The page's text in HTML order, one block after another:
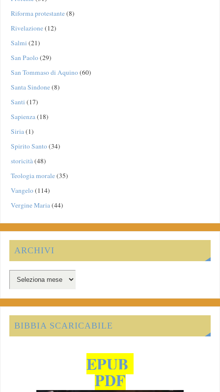
Riforma protestante(8)
Rivelazione(12)
Salmi (21)
San Paolo(29)
San Tommaso di Aquino(60)
Santa Sindone(8)
Santi (17)
Sapienza(18)
Siria(1)
Spirito Santo(34)
storicità(48)
Teologia morale(35)
Vangelo(114)
Vergine Maria(44)
ARCHIVI
BIBBIA SCARICABILE
EPUB
PDF